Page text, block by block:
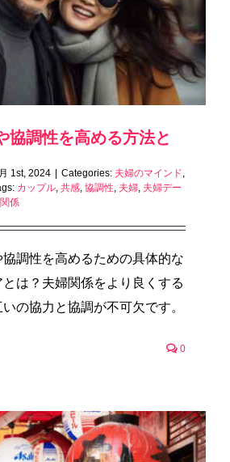
協調性を高める方法と
1st, 2024 | Categories: 夫婦のマインド,
カップル, 共感, 協調性, 夫婦, 夫婦デー
係
調性を高めるための具体的な
は？夫婦関係をより良くする
の協力と協調が不可欠です。
0